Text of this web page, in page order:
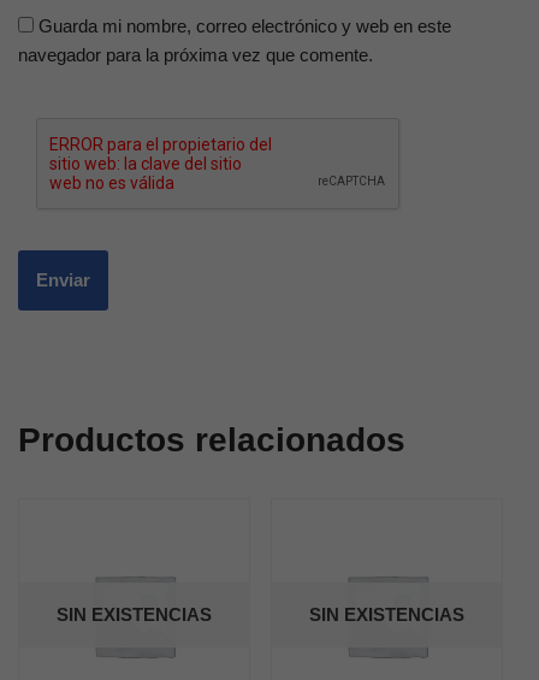
Guarda mi nombre, correo electrónico y web en este
navegador para la próxima vez que comente.
Productos relacionados
SIN EXISTENCIAS SIN EXISTENCIAS